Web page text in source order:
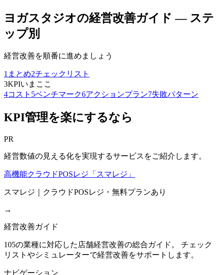
ヨガスタジオの経営改善ガイド — ステ
ップ別
経営改善を順番に進めましょう
1 まとめ2チェックリスト
3KPIいまここ
4コスト 5ベンチマーク6アクションプラン7失敗パターン
KPI管理を楽にするなら
PR
経営数値の見える化を実現するサービスをご紹介します。
高機能クラウドPOSレジ「スマレジ」
スマレジ｜クラウドPOSレジ・無料プランあり
→
経営改善ガイド
105の業種に対応した店舗経営改善の総合ガイド。 チェック
リストやシミュレーターで経営改善をサポートします。
ナビゲーション